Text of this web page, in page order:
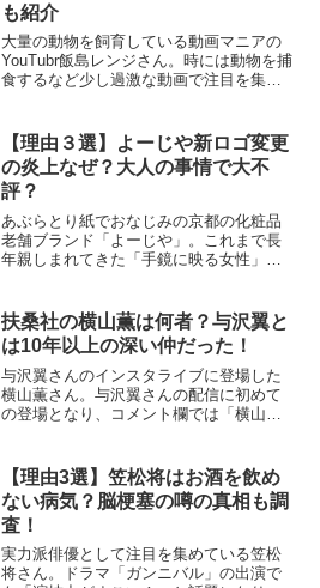
も紹介
大量の動物を飼育している動画マニアの
YouTubr飯島レンジさん。時には動物を捕
食するなど少し過激な動画で注目を集め
物と暮らしていると噂もあるようです
が...
【理由３選】よーじや新ロゴ変更
の炎上なぜ？大人の事情で大不
評？
あぶらとり紙でおなじみの京都の化粧品
老舗ブランド「よーじや」。これまで長
年親しまれてきた「手鏡に映る女性」の
事ではよーじや新ロゴに変更したのはな
ぜ？新ロゴのデザイナー...
扶桑社の横山薫は何者？与沢翼と
は10年以上の深い仲だった！
与沢翼さんのインスタライブに登場した
横山薫さん。与沢翼さんの配信に初めて
の登場となり、コメント欄では「横山さ
も好印象であったとの声が多く集まりま
した。この記事では横山薫さ...
【理由3選】笠松将はお酒を飲め
ない病気？脳梗塞の噂の真相も調
査！
実力派俳優として注目を集めている笠松
将さん。ドラマ「ガンニバル」の出演で